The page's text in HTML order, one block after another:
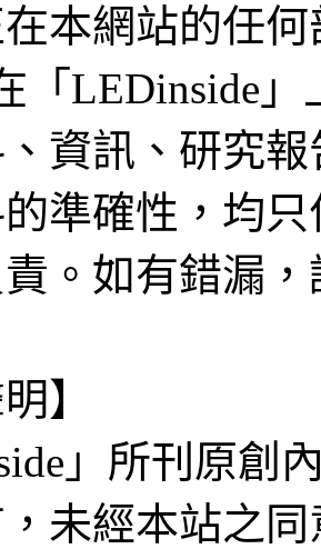
本網站的任
「LEDinside
資訊、研究
準確性，均
。如有錯漏
】
」所刊原創
未經本站之